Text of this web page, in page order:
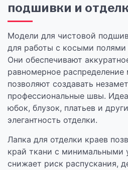
подшивки и
Модели для чистовой
для работы с косыми
Они обеспечивают
равномерное
позволяют создавать
профессиональные швы.
юбок, блузок, платьев и
элегантность отделки.
Лапка для отделки краев
край ткани с минимальными
снижает риск распускания,